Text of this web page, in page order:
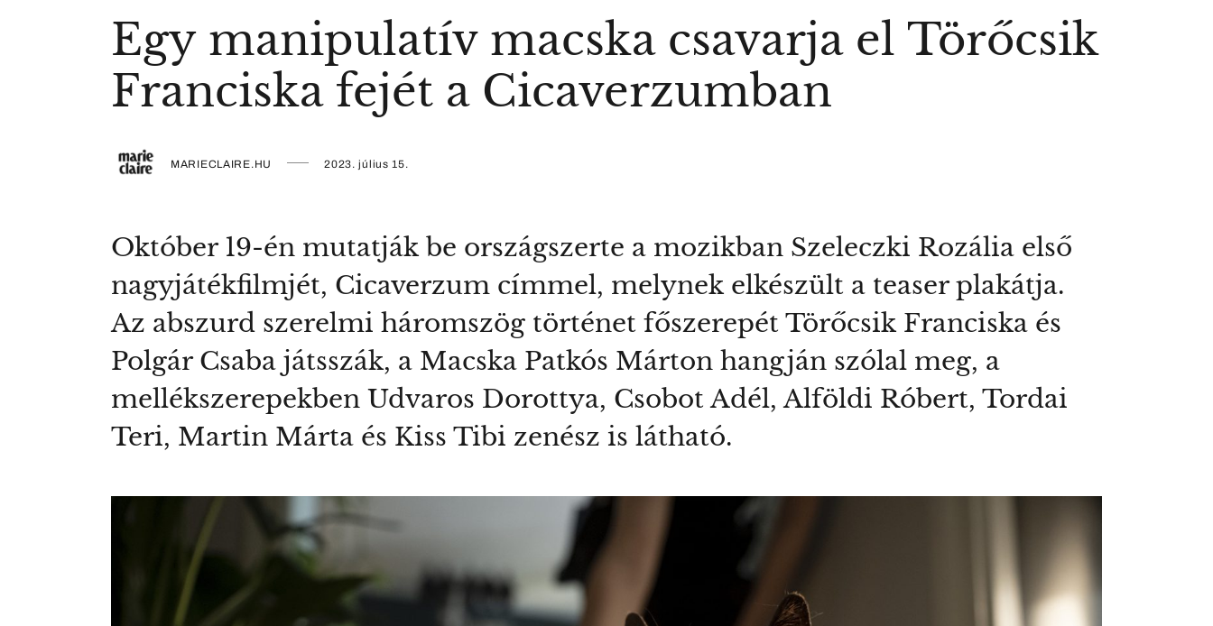
Egy manipulatív macska csavarja el Törőcsik
Franciska fejét a Cicaverzumban
MARIECLAIRE.HU 2023. július 15.
Október 19-én mutatják be országszerte a mozikban Szeleczki Rozália első
nagyjátékfilmjét, Cicaverzum címmel, melynek elkészült a teaser plakátja.
Az abszurd szerelmi háromszög történet főszerepét Törőcsik Franciska és
Polgár Csaba játsszák, a Macska Patkós Márton hangján szólal meg, a
mellékszerepekben Udvaros Dorottya, Csobot Adél, Alföldi Róbert, Tordai
Teri, Martin Márta és Kiss Tibi zenész is látható.